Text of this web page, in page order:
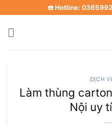
to
content
☎️ Hotline:
DỊCH
Làm thùng
Nội uy